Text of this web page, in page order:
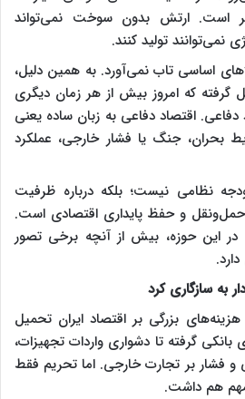
است. ارتش بدون سوخت نمی‌تواند
نمی‌توانند تولید کنند.
اساسی تاب نمی‌آورد. به همین دلیل،
گرفته که امروز بیش از هر زمان دیگری
دفاعی. اقتصاد دفاعی به زبان ساده یعنی
بحران، جنگ یا فشار خارجی، عملکرد
نظامی نیست؛ بلکه درباره ظرفیت
حمل‌ونقل و حفظ پایداری اقتصادی است.
در این حوزه، بیش از آنچه برخی تصور
به سازگاری کرد
بزرگی بر اقتصاد ایران تحمیل
گرفته تا دشواری واردات تجهیزات،
فشار بر تجارت خارجی. اما تحریم فقط
مهم هم داشت.